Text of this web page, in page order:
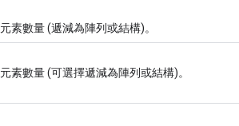
元素數量 (遞減為陣列或結構)。
元素數量 (可選擇遞減為陣列或結構)。